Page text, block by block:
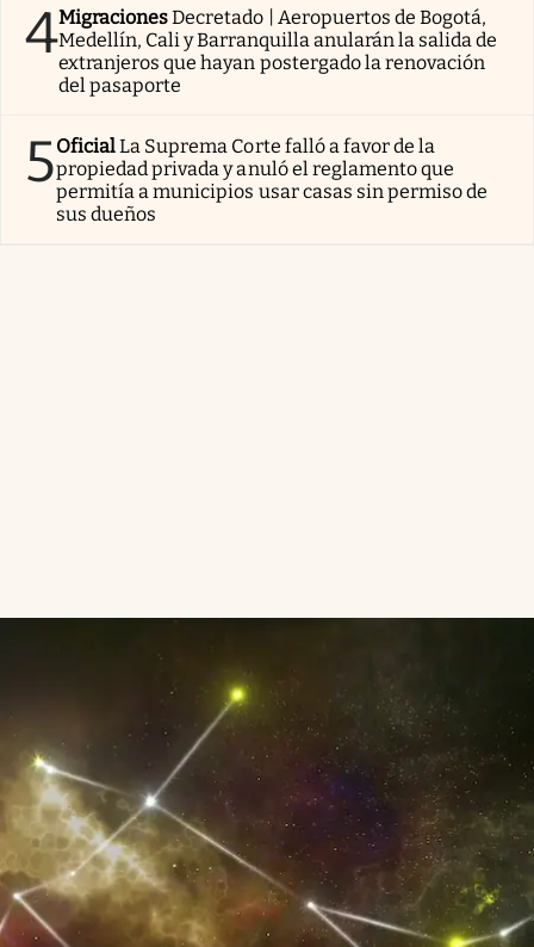
4MigracionesDecretado | Aeropuertos de Bogotá,
Medellín, Cali y Barranquilla anularán la salida de
extranjeros que hayan postergado la renovación
del pasaporte
5OficialLa Suprema Corte falló a favor de la
propiedad privada y anuló el reglamento que
permitía a municipios usar casas sin permiso de
sus dueños